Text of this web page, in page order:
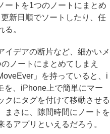
ートを1つのノートにまとめ
新日順でソートしたり、任
。
デアの断片など、細かいメ
ノートにまとめてしまえ
」を持っていると、i
を、iPhone上で簡単にマー
クにタグを付けて移動させる
まさに、隙間時間にノートを
アプリといえるだろう。